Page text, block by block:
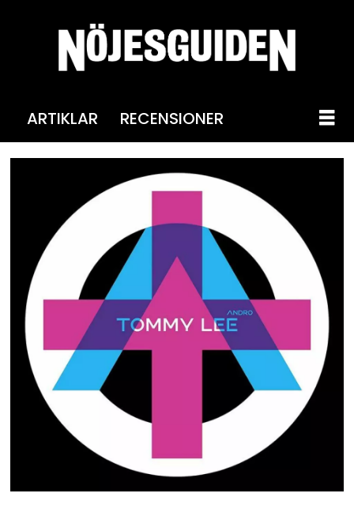
ARTIKLAR RECENSIONER